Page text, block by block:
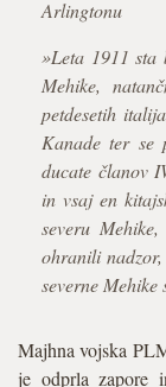
Arlingtonu
»Leta 1911 sta
Mehike,
petdesetih
Kanade ter
ducate članov
in vsaj en
severu
ohranili
severne Mehike
Majhna vojska
je odprla zapore